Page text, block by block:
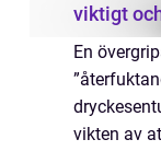
viktigt
En
vikten av